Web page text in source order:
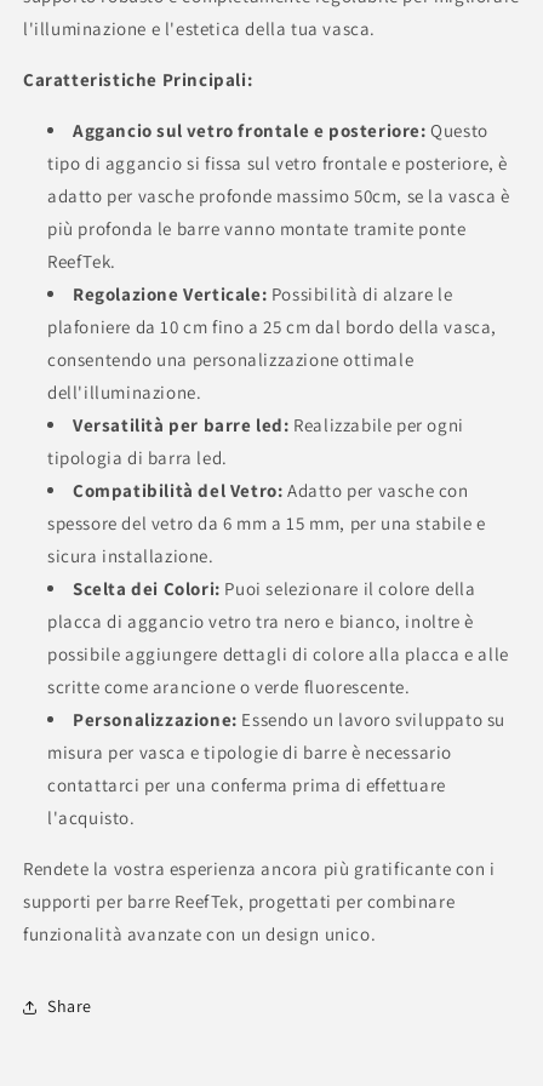
l'illuminazione e l'estetica della tua vasca.
Caratteristiche Principali:
Aggancio sul vetro frontale e posteriore: Questo
tipo di aggancio si fissa sul vetro frontale e posteriore, è
adatto per vasche profonde massimo 50cm, se la vasca è
più profonda le barre vanno montate tramite ponte
ReefTek.
Regolazione Verticale: Possibilità di alzare le
plafoniere da 10 cm fino a 25 cm dal bordo della vasca,
consentendo una personalizzazione ottimale
dell'illuminazione.
Versatilità per barre led: Realizzabile per ogni
tipologia di barra led.
Compatibilità del Vetro: Adatto per vasche con
spessore del vetro da 6 mm a 15 mm, per una stabile e
sicura installazione.
Scelta dei Colori: Puoi selezionare il colore della
placca di aggancio vetro tra nero e bianco, inoltre è
possibile aggiungere dettagli di colore alla placca e alle
scritte come arancione o verde fluorescente.
Personalizzazione: Essendo un lavoro sviluppato su
misura per vasca e tipologie di barre è necessario
contattarci per una conferma prima di effettuare
l'acquisto.
Rendete la vostra esperienza ancora più gratificante con i
supporti per barre ReefTek, progettati per combinare
funzionalità avanzate con un design unico.
Share